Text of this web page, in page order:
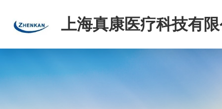
上海真康医疗科技有